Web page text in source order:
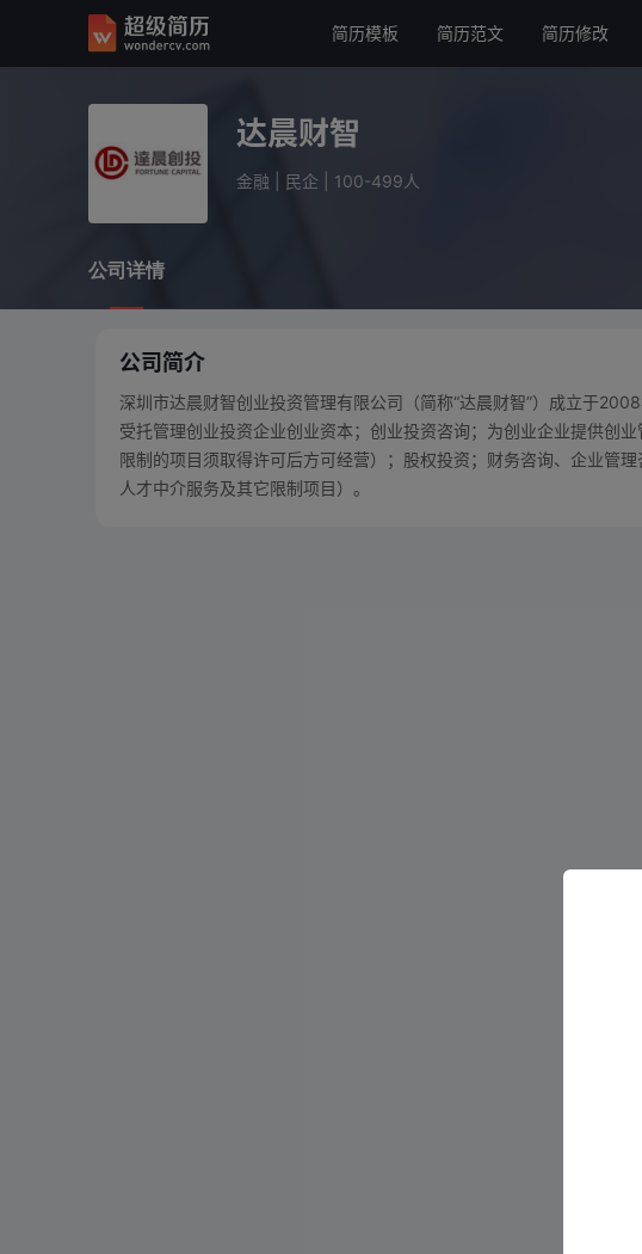
简历模板 简历范文 简历修改
达晨财智
达晨财智
金融 民企 100-499人
公司详情
公司简介
深圳市达晨财智创业投资管理有限公司（简称“达晨财智”）成立于
受托管理创业投资企业创业资本；创业投资咨询；为创业企业提供创
限制的项目须取得许可后方可经营）；股权投资；财务咨询、企业管
人才中介服务及其它限制项目）。